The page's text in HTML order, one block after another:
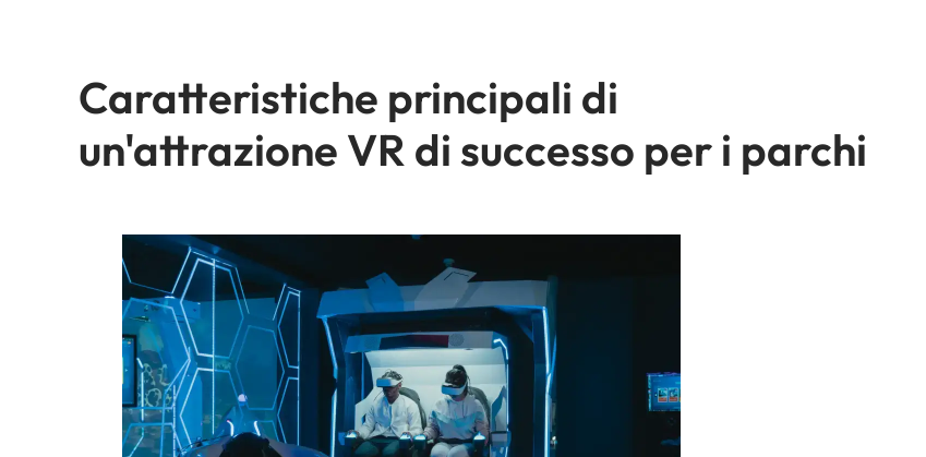
Caratteristiche principali di
un'attrazione VR di successo per i parchi